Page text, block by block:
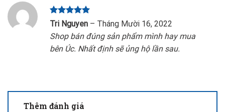
Được xếp
hạng5 5
sao
Tri Nguyen – Tháng Mười 16, 2022
Shop bán đúng sản phẩm mình hay mua
bên Úc. Nhất định sẽ ủng hộ lần sau.
Thêm đánh giá